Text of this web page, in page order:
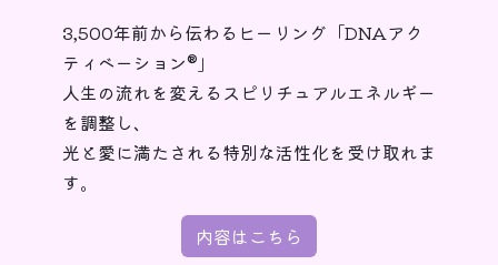
3,500年前から伝わるヒーリング「DNAアク
ティベーション®︎」
人生の流れを変えるスピリチュアルエネルギー
を調整し、
光と愛に満たされる特別な活性化を受け取れま
す。
内容はこちら